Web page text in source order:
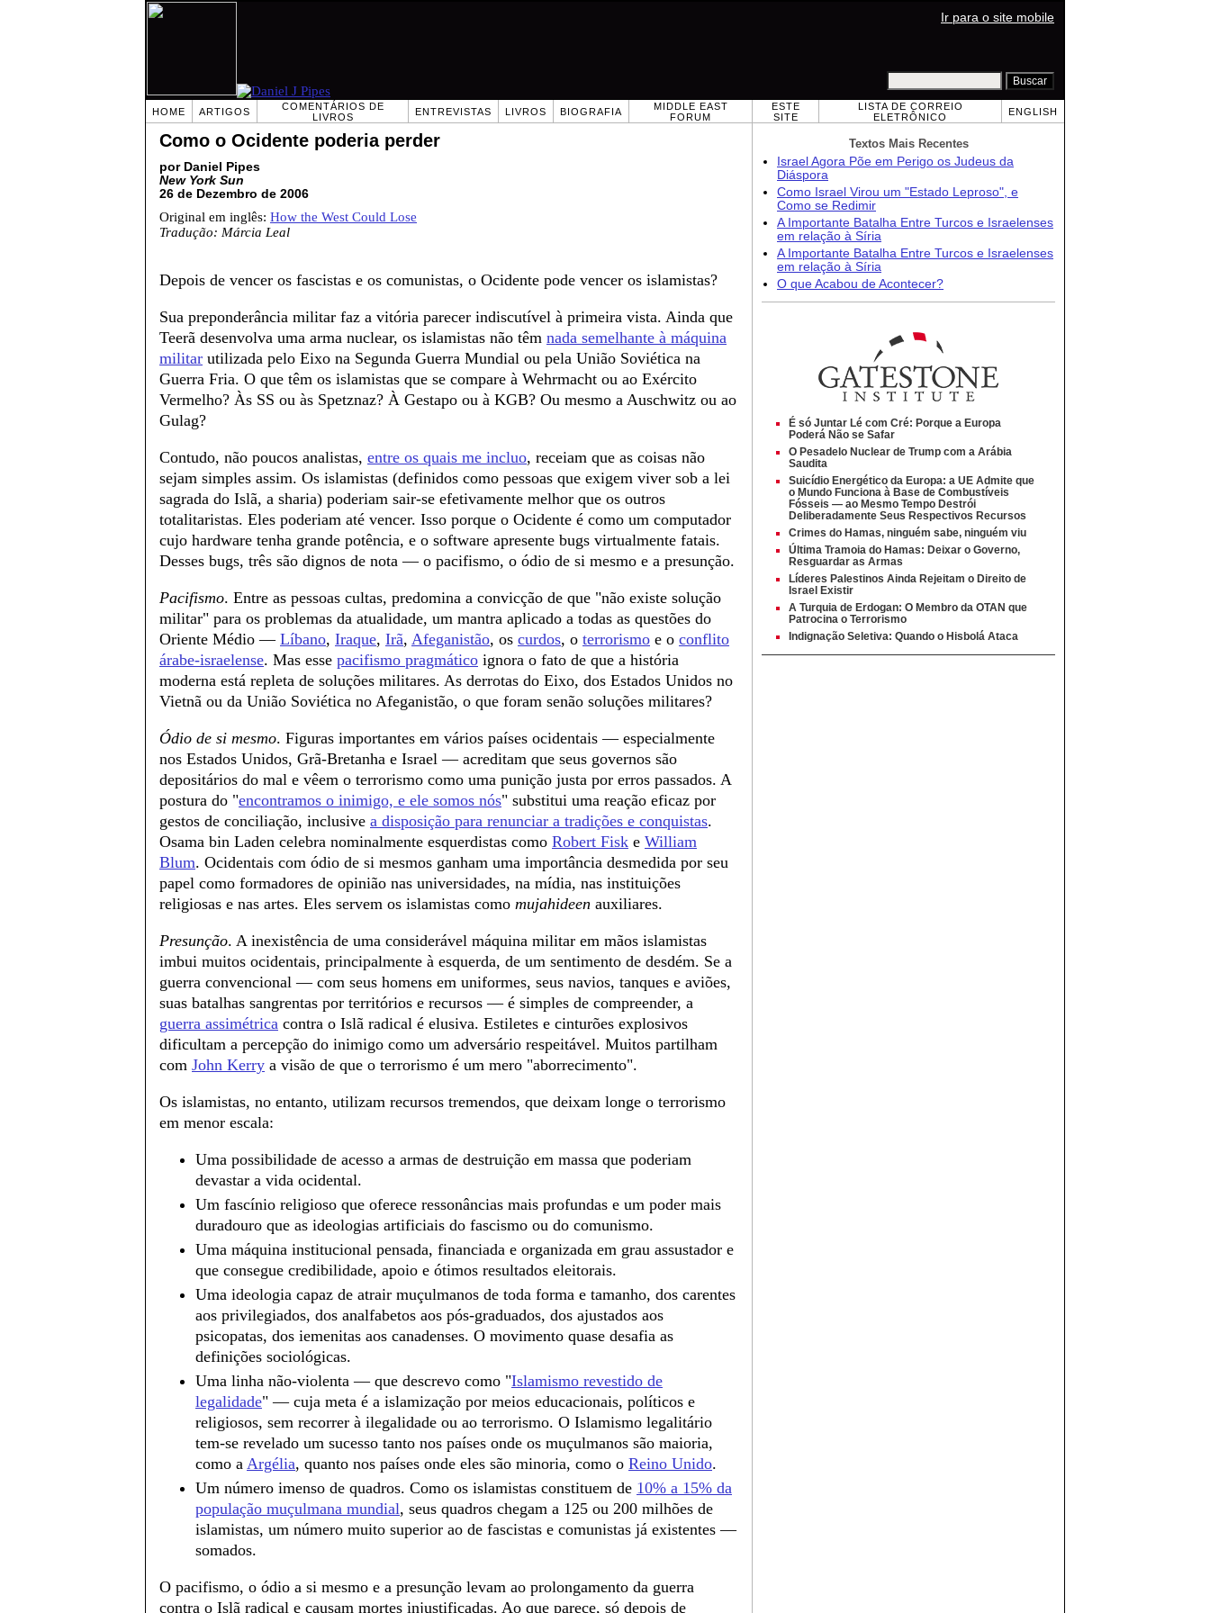
Ir para o site mobile
HOME ARTIGOS
COMENTÁRIOS DE
LIVROS
ENTREVISTAS LIVROS BIOGRAFIA
MIDDLE EAST
FORUM
ESTE
SITE
LISTA DE CORREIO
ELETRÔNICO
ENGLISH
Como o Ocidente poderia perder
por Daniel Pipes
New York Sun
26 de Dezembro de 2006
Original em inglês: How the West Could Lose
Tradução: Márcia Leal
Depois de vencer os fascistas e os comunistas, o Ocidente pode vencer os islamistas?
Sua preponderância militar faz a vitória parecer indiscutível à primeira vista. Ainda que
Teerã desenvolva uma arma nuclear, os islamistas não têm nada semelhante à máquina
militar utilizada pelo Eixo na Segunda Guerra Mundial ou pela União Soviética na
Guerra Fria. O que têm os islamistas que se compare à Wehrmacht ou ao Exército
Vermelho? Às SS ou às Spetznaz? À Gestapo ou à KGB? Ou mesmo a Auschwitz ou ao
Gulag?
Contudo, não poucos analistas, entre os quais me incluo, receiam que as coisas não
sejam simples assim. Os islamistas (definidos como pessoas que exigem viver sob a lei
sagrada do Islã, a sharia) poderiam sair-se efetivamente melhor que os outros
totalitaristas. Eles poderiam até vencer. Isso porque o Ocidente é como um computador
cujo hardware tenha grande potência, e o software apresente bugs virtualmente fatais.
Desses bugs, três são dignos de nota — o pacifismo, o ódio de si mesmo e a presunção.
Pacifismo. Entre as pessoas cultas, predomina a convicção de que "não existe solução
militar" para os problemas da atualidade, um mantra aplicado a todas as questões do
Oriente Médio — Líbano, Iraque, Irã, Afeganistão, os curdos, o terrorismo e o conflito
árabe-israelense. Mas esse pacifismo pragmático ignora o fato de que a história
moderna está repleta de soluções militares. As derrotas do Eixo, dos Estados Unidos no
Vietnã ou da União Soviética no Afeganistão, o que foram senão soluções militares?
Ódio de si mesmo. Figuras importantes em vários países ocidentais — especialmente
nos Estados Unidos, Grã-Bretanha e Israel — acreditam que seus governos são
depositários do mal e vêem o terrorismo como uma punição justa por erros passados. A
postura do "encontramos o inimigo, e ele somos nós" substitui uma reação eficaz por
gestos de conciliação, inclusive a disposição para renunciar a tradições e conquistas.
Osama bin Laden celebra nominalmente esquerdistas como Robert Fisk e William
Blum. Ocidentais com ódio de si mesmos ganham uma importância desmedida por seu
papel como formadores de opinião nas universidades, na mídia, nas instituições
religiosas e nas artes. Eles servem os islamistas como mujahideen auxiliares.
Presunção. A inexistência de uma considerável máquina militar em mãos islamistas
imbui muitos ocidentais, principalmente à esquerda, de um sentimento de desdém. Se a
guerra convencional — com seus homens em uniformes, seus navios, tanques e aviões,
suas batalhas sangrentas por territórios e recursos — é simples de compreender, a
guerra assimétrica contra o Islã radical é elusiva. Estiletes e cinturões explosivos
dificultam a percepção do inimigo como um adversário respeitável. Muitos partilham
com John Kerry a visão de que o terrorismo é um mero "aborrecimento".
Os islamistas, no entanto, utilizam recursos tremendos, que deixam longe o terrorismo
em menor escala:
Uma possibilidade de acesso a armas de destruição em massa que poderiam
devastar a vida ocidental.
Um fascínio religioso que oferece ressonâncias mais profundas e um poder mais
duradouro que as ideologias artificiais do fascismo ou do comunismo.
Uma máquina institucional pensada, financiada e organizada em grau assustador e
que consegue credibilidade, apoio e ótimos resultados eleitorais.
Uma ideologia capaz de atrair muçulmanos de toda forma e tamanho, dos carentes
aos privilegiados, dos analfabetos aos pós-graduados, dos ajustados aos
psicopatas, dos iemenitas aos canadenses. O movimento quase desafia as
definições sociológicas.
Uma linha não-violenta — que descrevo como "Islamismo revestido de
legalidade" — cuja meta é a islamização por meios educacionais, políticos e
religiosos, sem recorrer à ilegalidade ou ao terrorismo. O Islamismo legalitário
tem-se revelado um sucesso tanto nos países onde os muçulmanos são maioria,
como a Argélia, quanto nos países onde eles são minoria, como o Reino Unido.
Um número imenso de quadros. Como os islamistas constituem de 10% a 15% da
população muçulmana mundial, seus quadros chegam a 125 ou 200 milhões de
islamistas, um número muito superior ao de fascistas e comunistas já existentes —
somados.
O pacifismo, o ódio a si mesmo e a presunção levam ao prolongamento da guerra
contra o Islã radical e causam mortes injustificadas. Ao que parece, só depois de
Textos Mais Recentes
Israel Agora Põe em Perigo os Judeus da
Diáspora
Como Israel Virou um "Estado Leproso", e
Como se Redimir
A Importante Batalha Entre Turcos e Israelenses
em relação à Síria
A Importante Batalha Entre Turcos e Israelenses
em relação à Síria
O que Acabou de Acontecer?
É só Juntar Lé com Cré: Porque a Europa
Poderá Não se Safar
O Pesadelo Nuclear de Trump com a Arábia
Saudita
Suicídio Energético da Europa: a UE Admite que
o Mundo Funciona à Base de Combustíveis
Fósseis — ao Mesmo Tempo Destrói
Deliberadamente Seus Respectivos Recursos
Crimes do Hamas, ninguém sabe, ninguém viu
Última Tramoia do Hamas: Deixar o Governo,
Resguardar as Armas
Líderes Palestinos Ainda Rejeitam o Direito de
Israel Existir
A Turquia de Erdogan: O Membro da OTAN que
Patrocina o Terrorismo
Indignação Seletiva: Quando o Hisbolá Ataca